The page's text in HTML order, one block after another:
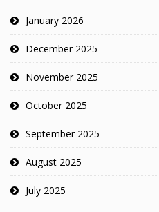
January 2026
December 2025
November 2025
October 2025
September 2025
August 2025
July 2025